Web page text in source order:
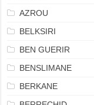
AZROU
BELKSIRI
BEN GUERIR
BENSLIMANE
BERKANE